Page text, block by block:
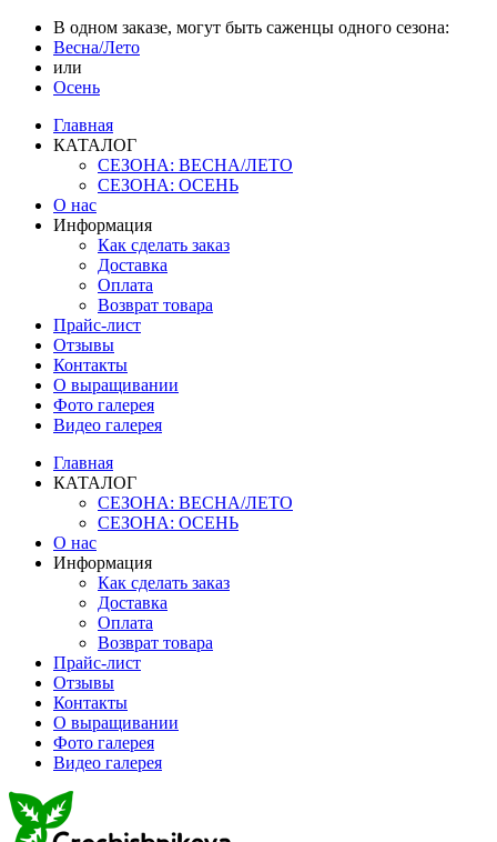
В одном заказе, могут быть саженцы одного сезона:
Весна/Лето
или
Осень
Главная
КАТАЛОГ
СЕЗОНА: ВЕСНА/ЛЕТО
СЕЗОНА: ОСЕНЬ
О нас
Информация
Как сделать заказ
Доставка
Оплата
Возврат товара
Прайс-лист
Отзывы
Контакты
О выращивании
Фото галерея
Видео галерея
Главная
КАТАЛОГ
СЕЗОНА: ВЕСНА/ЛЕТО
СЕЗОНА: ОСЕНЬ
О нас
Информация
Как сделать заказ
Доставка
Оплата
Возврат товара
Прайс-лист
Отзывы
Контакты
О выращивании
Фото галерея
Видео галерея